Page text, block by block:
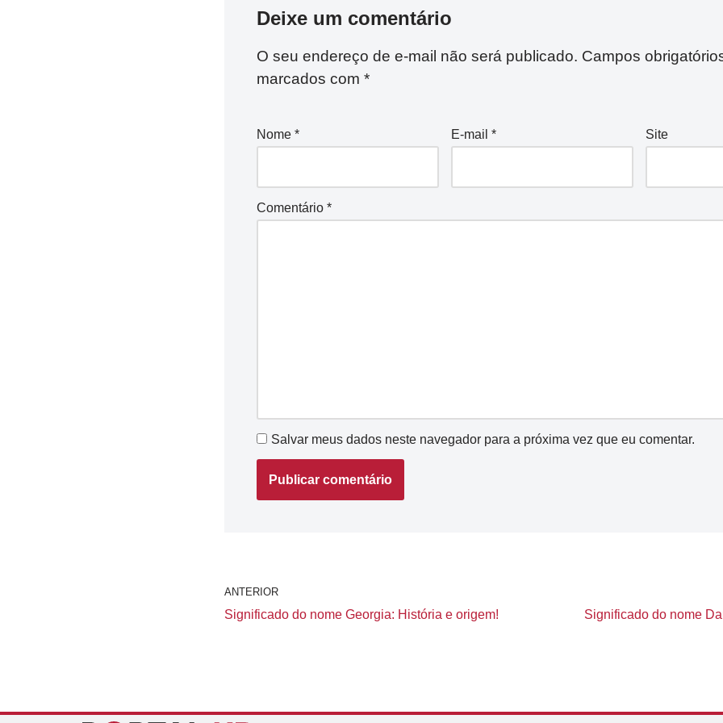
Deixe um comentário
O seu endereço de e-mail não será publicado. Campos
marcados com *
Nome * E-mail * Site
Comentário *
Salvar meus dados neste navegador para a próxima vez que eu comentar.
ANTERIOR
Significado do nome Georgia: História e origem! Significado do nome